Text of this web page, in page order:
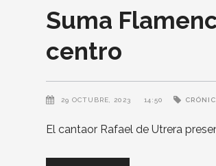
Suma
centro
29 OCTUBRE, 2023 14:50
El cantaor Rafael de Utrera